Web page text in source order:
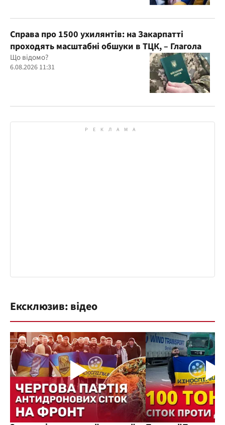
Справа про 1500 ухилянтів: на Закарпатті
проходять масштабні обшуки в ТЦК, – Глагола
Що відомо?
6.08.2026 11:31
Ексклюзив: відео